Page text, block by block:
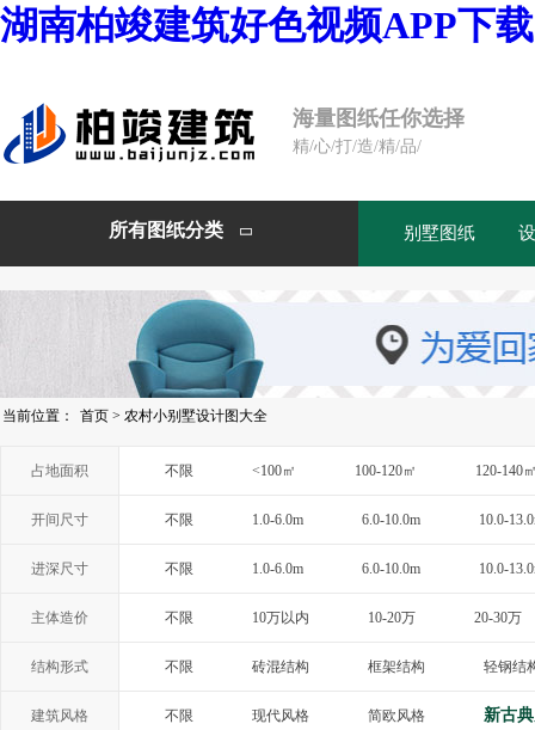
湖南柏竣建筑好色视频APP下载
海量图纸任你选择
精/心/打/造/精/品/
所有图纸分类  别墅图纸
当前位置： 首页 > 农村小别墅设计图大全
占地面积 不限 <100㎡ 100-120㎡ 120-140
开间尺寸 不限 1.0-6.0m 6.0-10.0m 10.0-
进深尺寸 不限 1.0-6.0m 6.0-10.0m 10.0-
主体造价 不限 10万以内 10-20万 20-30万
结构形式 不限 砖混结构 框架结构 轻钢结
建筑风格 不限 现代风格 简欧风格 新古